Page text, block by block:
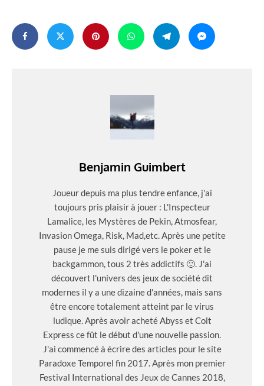
Benjamin Guimbert
Joueur depuis ma plus tendre enfance, j'ai
toujours pris plaisir à jouer : L'Inspecteur
Lamalice, les Mystères de Pekin, Atmosfear,
Invasion Omega, Risk, Mad,etc. Après une petite
pause je me suis dirigé vers le poker et le
backgammon, tous 2 très addictifs 🙂. J'ai
découvert l'univers des jeux de société dit
modernes il y a une dizaine d'années, mais sans
être encore totalement atteint par le virus
ludique. Après avoir acheté Abyss et Colt
Express ce fût le début d'une nouvelle passion.
J'ai commencé à écrire des articles pour le site
Paradoxe Temporel fin 2017. Après mon premier
Festival International des Jeux de Cannes 2018,